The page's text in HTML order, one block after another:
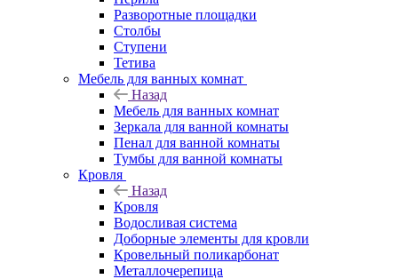
Разворотные площадки
Столбы
Ступени
Тетива
Мебель для ванных комнат
Назад
Мебель для ванных комнат
Зеркала для ванной комнаты
Пенал для ванной комнаты
Тумбы для ванной комнаты
Кровля
Назад
Кровля
Водосливая система
Доборные элементы для кровли
Кровельный поликарбонат
Металлочерепица